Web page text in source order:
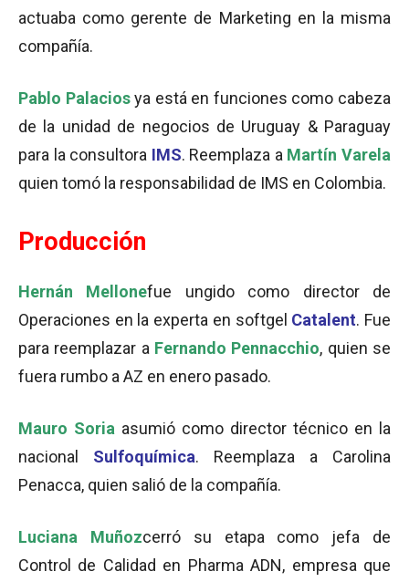
actuaba como gerente de Marketing en la misma
compañía.
Pablo Palaciosya está en funciones como cabeza
de la unidad de negocios de Uruguay & Paraguay
para la consultora IMS. Reemplaza a Martín Varela
quien tomó la responsabilidad de IMS en Colombia.
Producción
Hernán Mellonefue ungido como director de
Operaciones en la experta en softgel Catalent. Fue
para reemplazar a Fernando Pennacchio, quien se
fuera rumbo a AZ en enero pasado.
Mauro Soria asumió como director técnico en la
nacional Sulfoquímica. Reemplaza a Carolina
Penacca, quien salió de la compañía.
Luciana Muñozcerró su etapa como jefa de
Control de Calidad en Pharma ADN, empresa que